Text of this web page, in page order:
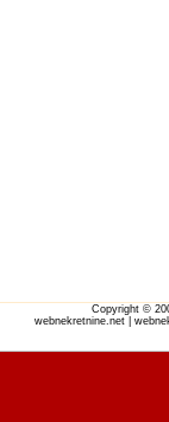
Copyright ©
webnekretnine.net |